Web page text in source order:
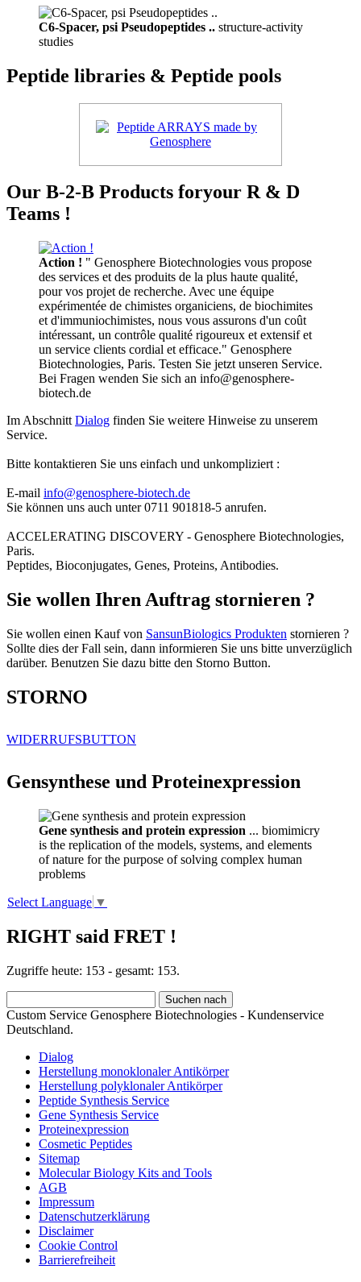
C6-Spacer, psi Pseudopeptides .. structure-activity
studies
Peptide libraries & Peptide pools
Our B-2-B Products foryour R & D
Teams !
Action ! " Genosphere Biotechnologies vous propose
des services et des produits de la plus haute qualité,
pour vos projet de recherche. Avec une équipe
expérimentée de chimistes organiciens, de biochimites
et d'immuniochimistes, nous vous assurons d'un coût
intéressant, un contrôle qualité rigoureux et extensif et
un service clients cordial et efficace." Genosphere
Biotechnologies, Paris. Testen Sie jetzt unseren Service.
Bei Fragen wenden Sie sich an info@genosphere-
biotech.de
Im Abschnitt Dialog finden Sie weitere Hinweise zu unserem
Service.
Bitte kontaktieren Sie uns einfach und unkompliziert :
E-mail info@genosphere-biotech.de
Sie können uns auch unter 0711 901818-5 anrufen.
ACCELERATING DISCOVERY - Genosphere Biotechnologies,
Paris.
Peptides, Bioconjugates, Genes, Proteins, Antibodies.
Sie wollen Ihren Auftrag stornieren ?
Sie wollen einen Kauf von SansunBiologics Produkten stornieren ?
Sollte dies der Fall sein, dann informieren Sie uns bitte unverzüglich
darüber. Benutzen Sie dazu bitte den Storno Button.
STORNO
WIDERRUFSBUTTON
Gensynthese und Proteinexpression
Gene synthesis and protein expression ... biomimicry
is the replication of the models, systems, and elements
of nature for the purpose of solving complex human
problems
Select Language ▼
RIGHT said FRET !
Zugriffe heute: 153 - gesamt: 153.
Custom Service Genosphere Biotechnologies - Kundenservice
Deutschland.
Dialog
Herstellung monoklonaler Antikörper
Herstellung polyklonaler Antikörper
Peptide Synthesis Service
Gene Synthesis Service
Proteinexpression
Cosmetic Peptides
Sitemap
Molecular Biology Kits and Tools
AGB
Impressum
Datenschutzerklärung
Disclaimer
Cookie Control
Barrierefreiheit